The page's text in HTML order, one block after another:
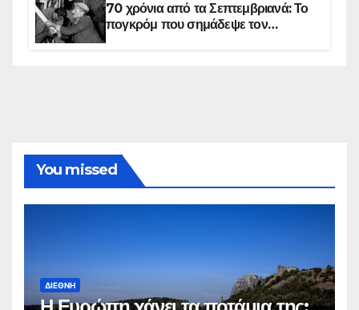
70 χρόνια από τα Σεπτεμβριανά: Το
πογκρόμ που σημάδεψε τον
You missed
ΔΙΕΘΝΉ